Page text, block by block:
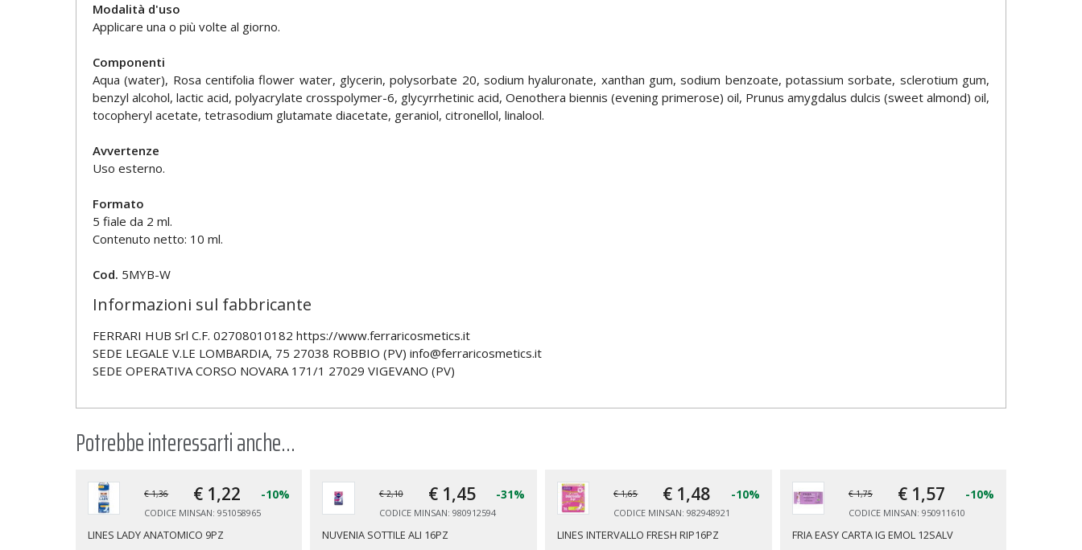
Modalità d'uso
Applicare una o più volte al giorno.
Componenti
Aqua (water), Rosa centifolia flower water, glycerin, polysorbate 20, sodium hyaluronate, xanthan gum, sodium benzoate, potassium sorbate, sclerotium gum,
benzyl alcohol, lactic acid, polyacrylate crosspolymer-6, glycyrrhetinic acid, Oenothera biennis (evening primerose) oil, Prunus amygdalus dulcis (sweet almond) oil,
tocopheryl acetate, tetrasodium glutamate diacetate, geraniol, citronellol, linalool.
Avvertenze
Uso esterno.
Formato
5 fiale da 2 ml.
Contenuto netto: 10 ml.
Cod. 5MYB-W
Informazioni sul fabbricante
FERRARI HUB Srl C.F. 02708010182 https://www.ferraricosmetics.it
SEDE LEGALE V.LE LOMBARDIA, 75 27038 ROBBIO (PV) info@ferraricosmetics.it
SEDE OPERATIVA CORSO NOVARA 171/1 27029 VIGEVANO (PV)
Potrebbe interessarti anche...
€ 1,36 € 1,22 -10%
CODICE MINSAN: 951058965
LINES LADY ANATOMICO 9PZ
€ 2,10 € 1,45 -31%
CODICE MINSAN: 980912594
NUVENIA SOTTILE ALI 16PZ
€ 1,65 € 1,48 -10%
CODICE MINSAN: 982948921
LINES INTERVALLO FRESH RIP16PZ
€ 1,75 € 1,57 -10%
CODICE MINSAN: 950911610
FRIA EASY CARTA IG EMOL 12SALV